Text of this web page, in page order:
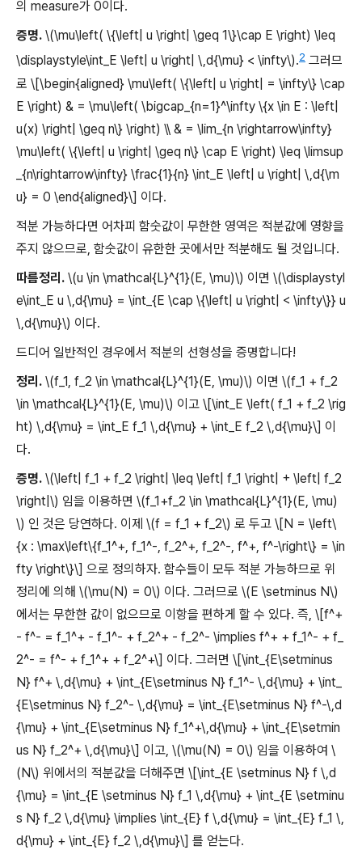
의 measure가 0이다.
증명. \(\mu\left( \{\left| u \right| \geq 1\}\cap E \right) \leq
\displaystyle\int_E \left| u \right| \,d{\mu} < \infty\).2 그러므
로 \[\begin{aligned} \mu\left( \{\left| u \right| = \infty\} \cap
E \right) & = \mu\left( \bigcap_{n=1}^\infty \{x \in E : \left|
u(x) \right| \geq n\} \right) \\ & = \lim_{n \rightarrow\infty}
\mu\left( \{\left| u \right| \geq n\} \cap E \right) \leq \limsup
_{n\rightarrow\infty} \frac{1}{n} \int_E \left| u \right| \,d{\m
u} = 0 \end{aligned}\] 이다.
적분 가능하다면 어차피 함숫값이 무한한 영역은 적분값에 영향을
주지 않으므로, 함숫값이 유한한 곳에서만 적분해도 될 것입니다.
따름정리. \(u \in \mathcal{L}^{1}(E, \mu)\) 이면 \(\displaystyl
e\int_E u \,d{\mu} = \int_{E \cap \{\left| u \right| < \infty\}} u
\,d{\mu}\) 이다.
드디어 일반적인 경우에서 적분의 선형성을 증명합니다!
정리. \(f_1, f_2 \in \mathcal{L}^{1}(E, \mu)\) 이면 \(f_1 + f_2
\in \mathcal{L}^{1}(E, \mu)\) 이고 \[\int_E \left( f_1 + f_2 \rig
ht) \,d{\mu} = \int_E f_1 \,d{\mu} + \int_E f_2 \,d{\mu}\] 이
다.
증명. \(\left| f_1 + f_2 \right| \leq \left| f_1 \right| + \left| f_2
\right|\) 임을 이용하면 \(f_1+f_2 \in \mathcal{L}^{1}(E, \mu)
\) 인 것은 당연하다. 이제 \(f = f_1 + f_2\) 로 두고 \[N = \left\
{x : \max\left\{f_1^+, f_1^-, f_2^+, f_2^-, f^+, f^-\right\} = \in
fty \right\}\] 으로 정의하자. 함수들이 모두 적분 가능하므로 위
정리에 의해 \(\mu(N) = 0\) 이다. 그러므로 \(E \setminus N\)
에서는 무한한 값이 없으므로 이항을 편하게 할 수 있다. 즉, \[f^+
- f^- = f_1^+ - f_1^- + f_2^+ - f_2^- \implies f^+ + f_1^- + f_
2^- = f^- + f_1^+ + f_2^+\] 이다. 그러면 \[\int_{E\setminus
N} f^+ \,d{\mu} + \int_{E\setminus N} f_1^- \,d{\mu} + \int_
{E\setminus N} f_2^- \,d{\mu} = \int_{E\setminus N} f^-\,d
{\mu} + \int_{E\setminus N} f_1^+\,d{\mu} + \int_{E\setmin
us N} f_2^+ \,d{\mu}\] 이고, \(\mu(N) = 0\) 임을 이용하여 \
(N\) 위에서의 적분값을 더해주면 \[\int_{E \setminus N} f \,d
{\mu} = \int_{E \setminus N} f_1 \,d{\mu} + \int_{E \setminu
s N} f_2 \,d{\mu} \implies \int_{E} f \,d{\mu} = \int_{E} f_1 \,
d{\mu} + \int_{E} f_2 \,d{\mu}\] 를 얻는다.